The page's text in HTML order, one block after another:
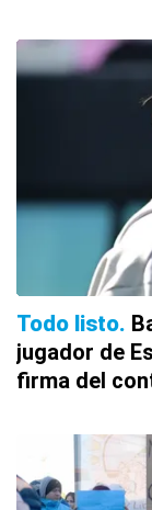
Todo listo
jugador de
firma del